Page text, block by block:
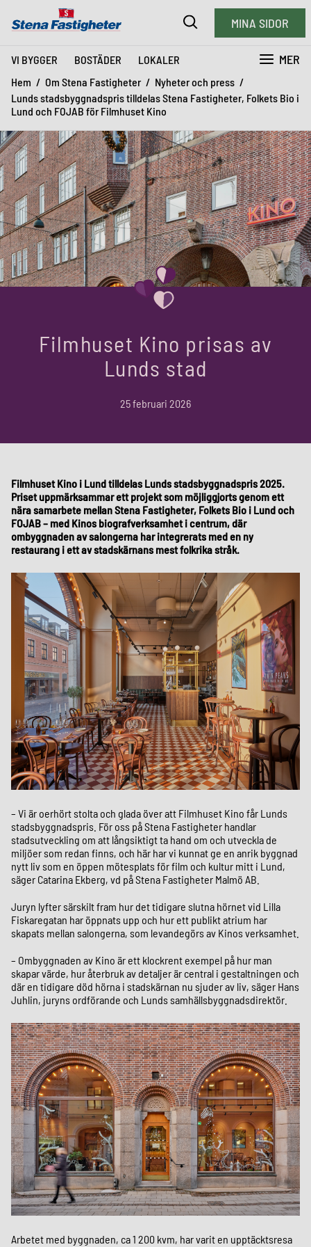
VI BYGGER BOSTÄDER LOKALER MER
MINA SIDOR
Hem Om Stena Fastigheter
Nyheter och press
Lunds stadsbyggnadspris tilldelas Stena Fastigheter, Folkets Bio i
Lund och FOJAB för Filmhuset Kino
Filmhuset Kino prisas av
Lunds stad
25 februari 2026
Filmhuset Kino i Lund tilldelas Lunds stadsbyggnadspris 2025.
Priset uppmärksammar ett projekt som möjliggjorts genom ett
nära samarbete mellan Stena Fastigheter, Folkets Bio i Lund och
FOJAB – med Kinos biografverksamhet i centrum, där
ombyggnaden av salongerna har integrerats med en ny
restaurang i ett av stadskärnans mest folkrika stråk.
– Vi är oerhört stolta och glada över att Filmhuset Kino får Lunds
stadsbyggnadspris. För oss på Stena Fastigheter handlar
stadsutveckling om att långsiktigt ta hand om och utveckla de
miljöer som redan finns, och här har vi kunnat ge en anrik byggnad
nytt liv som en öppen mötesplats för film och kultur mitt i Lund,
säger Catarina Ekberg, vd på Stena Fastigheter Malmö AB.
Juryn lyfter särskilt fram hur det tidigare slutna hörnet vid Lilla
Fiskaregatan har öppnats upp och hur ett publikt atrium har
skapats mellan salongerna, som levandegörs av Kinos verksamhet.
– Ombyggnaden av Kino är ett klockrent exempel på hur man
skapar värde, hur återbruk av detaljer är central i gestaltningen och
där en tidigare död hörna i stadskärnan nu sjuder av liv, säger Hans
Juhlin, juryns ordförande och Lunds samhällsbyggnadsdirektör.
Arbetet med byggnaden, ca 1 200 kvm, har varit en upptäcktsresa